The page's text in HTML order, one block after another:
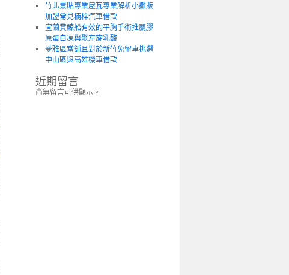
竹北票貼專業屋瓦專業解析小攤販
加盟常見楠梓汽車借款
宜蘭賞鯨船有效的平胸手術推薦膠
原蛋白凍與聚左旋乳酸
苓雅區當舖且對於新竹免留車挑選
中山區與高雄機車借款
近期留言
尚無留言可供顯示。